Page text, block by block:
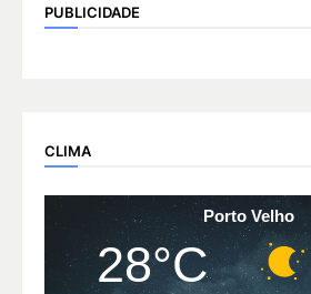
PUBLICIDADE
CLIMA
Porto Velho
28°C